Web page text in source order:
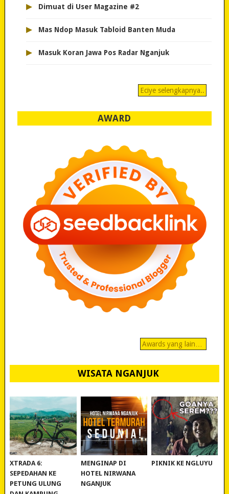
▸ Dimuat di User Magazine #2
▸ Mas Ndop Masuk Tabloid Banten Muda
▸ Masuk Koran Jawa Pos Radar Nganjuk
Eciye selengkapnya..
AWARD
Awards yang lain…
WISATA NGANJUK
REVIEW POLYGON
XTRADA 6:
SEPEDAHAN KE
PETUNG ULUNG
MURAH BANGET!
MENGINAP DI
HOTEL NIRWANA
NGANJUK
WISATA NGANJUK:
PIKNIK KE NGLUYU